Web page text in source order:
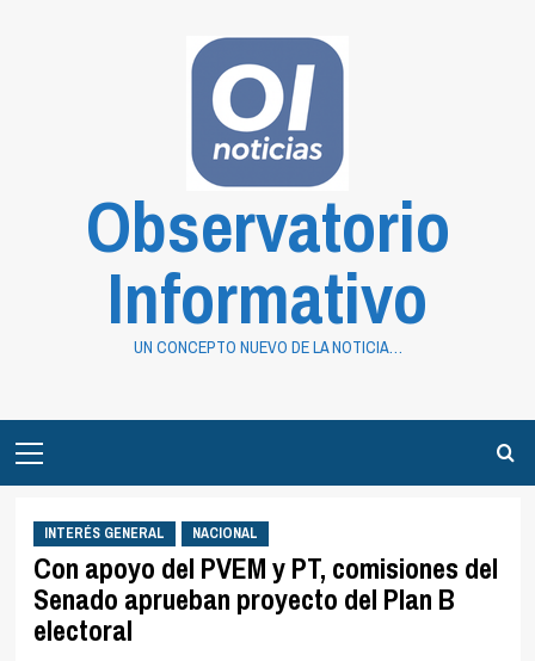
Observatorio
Informativo
UN CONCEPTO NUEVO DE LA NOTICIA…
Menu
INTERÉS GENERAL NACIONAL
Con apoyo del PVEM y PT, comisiones del
Senado aprueban proyecto del Plan B
electoral